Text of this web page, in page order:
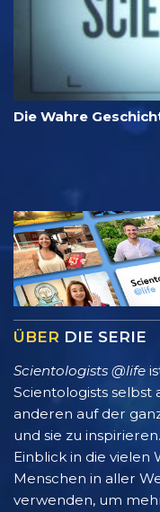
Die Wahre
ÜBER DIE SERIE
Scientologists @life
Scientologists
anderen auf der
und sie zu
Einblick in die vielen
Menschen in aller
verwenden, um